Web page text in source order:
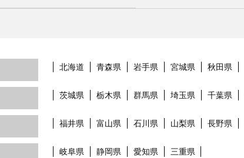
北海道 青森県 岩手県 宮城県 秋田県
茨城県 栃木県 群馬県 埼玉県 千葉県
福井県 富山県 石川県 山梨県 長野県
岐阜県 静岡県 愛知県 三重県